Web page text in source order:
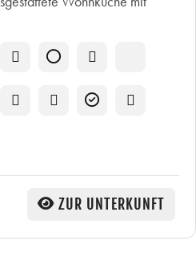
ZUR UNTERKUNFT